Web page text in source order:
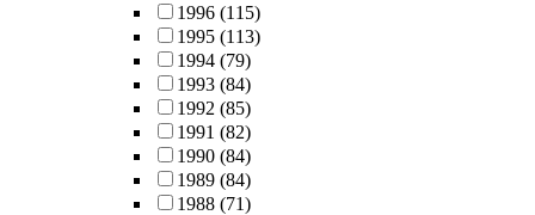
1996 (115)
1995 (113)
1994 (79)
1993 (84)
1992 (85)
1991 (82)
1990 (84)
1989 (84)
1988 (71)